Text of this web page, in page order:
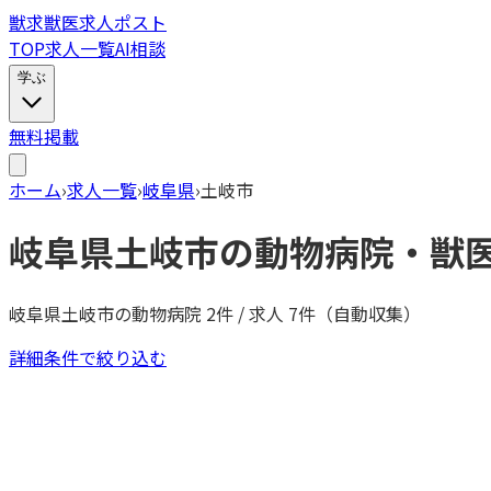
獣求獣医求人ポスト
TOP求人一覧AI相談
学ぶ
無料掲載
ホーム›求人一覧›岐阜県›土岐市
岐阜県土岐市の動物病院・獣
岐阜県土岐市の動物病院 2件 / 求人 7件（自動収集）
詳細条件で絞り込む